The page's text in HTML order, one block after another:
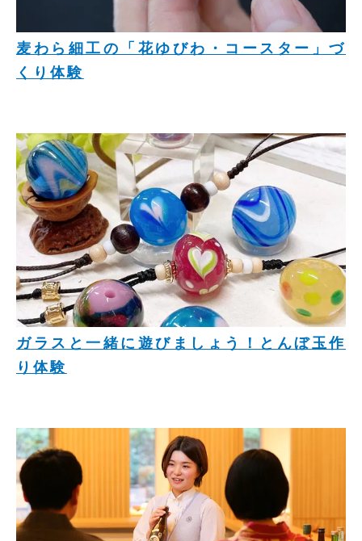
麦わら細工の「花ゆびわ・コースター」づ
くり体験
ガラスと一緒に遊びましょう！とんぼ玉作
り体験